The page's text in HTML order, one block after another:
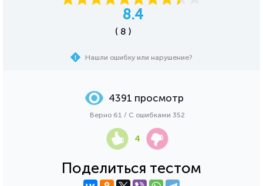
8.4
( 8 )
Нашли ошибку или нарушение?
Поделиться тестом
4391 просмотр
Верно 61 / С ошибками 352
4